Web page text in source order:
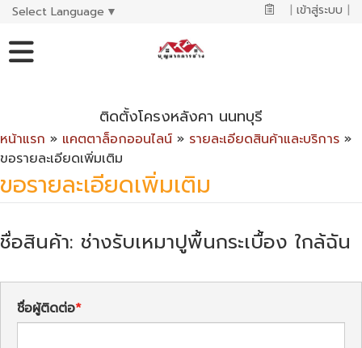
Select Language ▼ | เข้าสู่ระบบ |
ติดตั้งโครงหลังคา นนทบุรี
หน้าแรก » แคตตาล็อกออนไลน์ » รายละเอียดสินค้าและบริการ »
ขอรายละเอียดเพิ่มเติม
ขอรายละเอียดเพิ่มเติม
ชื่อสินค้า: ช่างรับเหมาปูพื้นกระเบื้อง ใกล้ฉัน
ชื่อผู้ติดต่อ